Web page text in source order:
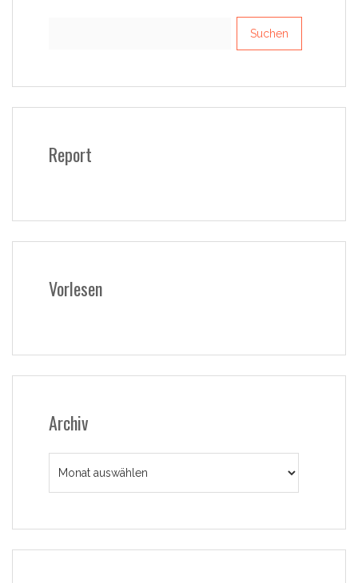
Report
Vorlesen
Archiv